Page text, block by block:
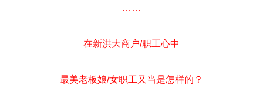
……
在新洪大商户/职工心中
最美老板娘/女职工又当是怎样的？